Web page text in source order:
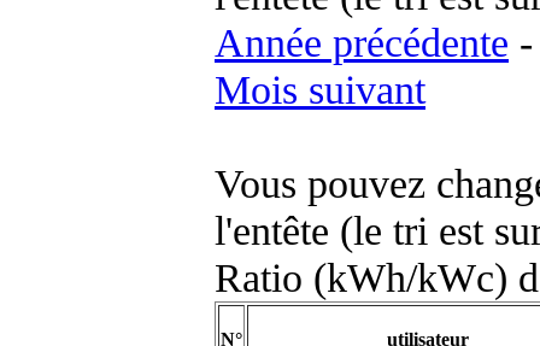
Année précédente -
Mois suivant
Vous pouvez
l'entête (le tri est
Ratio (kWh/kWc)
N° utilisateur